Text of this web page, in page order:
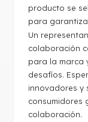
producto se
para
Un
colaboración
para la marca
desafíos.
innovadores y
consumidores
colaboración.